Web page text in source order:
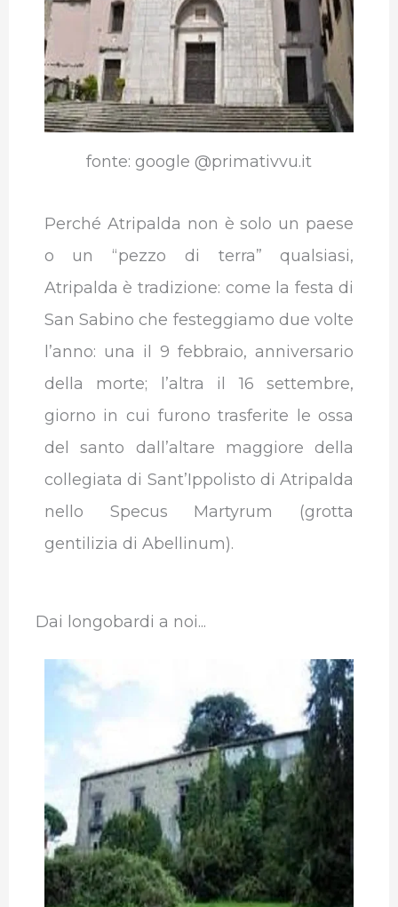
fonte: google @primativvu.it
Perché Atripalda non è solo un paese
o un “pezzo di terra” qualsiasi,
Atripalda è tradizione: come la festa di
San Sabino che festeggiamo due volte
l’anno: una il 9 febbraio, anniversario
della morte; l’altra il 16 settembre,
giorno in cui furono trasferite le ossa
del santo dall’altare maggiore della
collegiata di Sant’Ippolisto di Atripalda
nello Specus Martyrum (grotta
gentilizia di Abellinum).
Dai longobardi a noi...